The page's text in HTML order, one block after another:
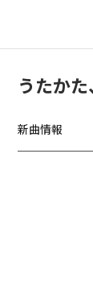
うたかた
新曲情報